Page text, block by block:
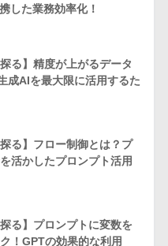
した業務効率化！
る】精度が上がるデータ
成AIを最大限に活用するた
る】フロー制御とは？プ
活かしたプロンプト活用
る】プロンプトに変数を
！GPTの効果的な利用